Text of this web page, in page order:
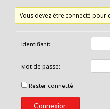
Vous devez être connecté pour
Identifiant:
Mot de passe:
Rester connecté
Connexion